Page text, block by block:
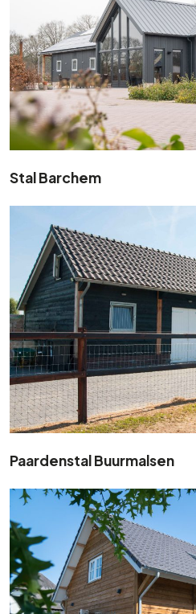
Stal Barchem
Paardenstal Buurmalsen